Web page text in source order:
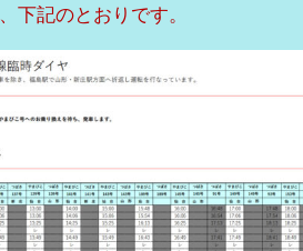
下記のとおりです。